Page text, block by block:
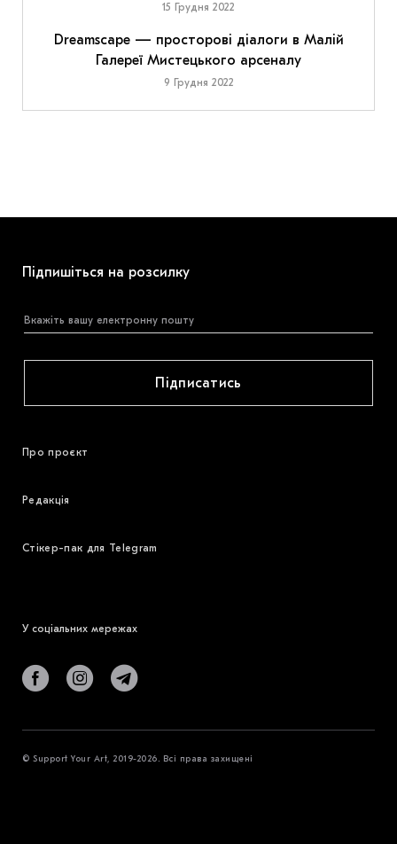
15 Грудня 2022
Dreamscape — просторові діалоги в Малій
Галереї Мистецького арсеналу
9 Грудня 2022
Підпишіться на розсилку
Підписатись
Про проєкт
Редакція
Стікер-пак для Telegram
У соціальних мережах
© Support Your Art, 2019-2026. Всі права захищені